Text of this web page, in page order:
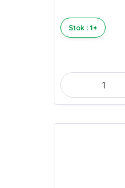
Stok : 1+